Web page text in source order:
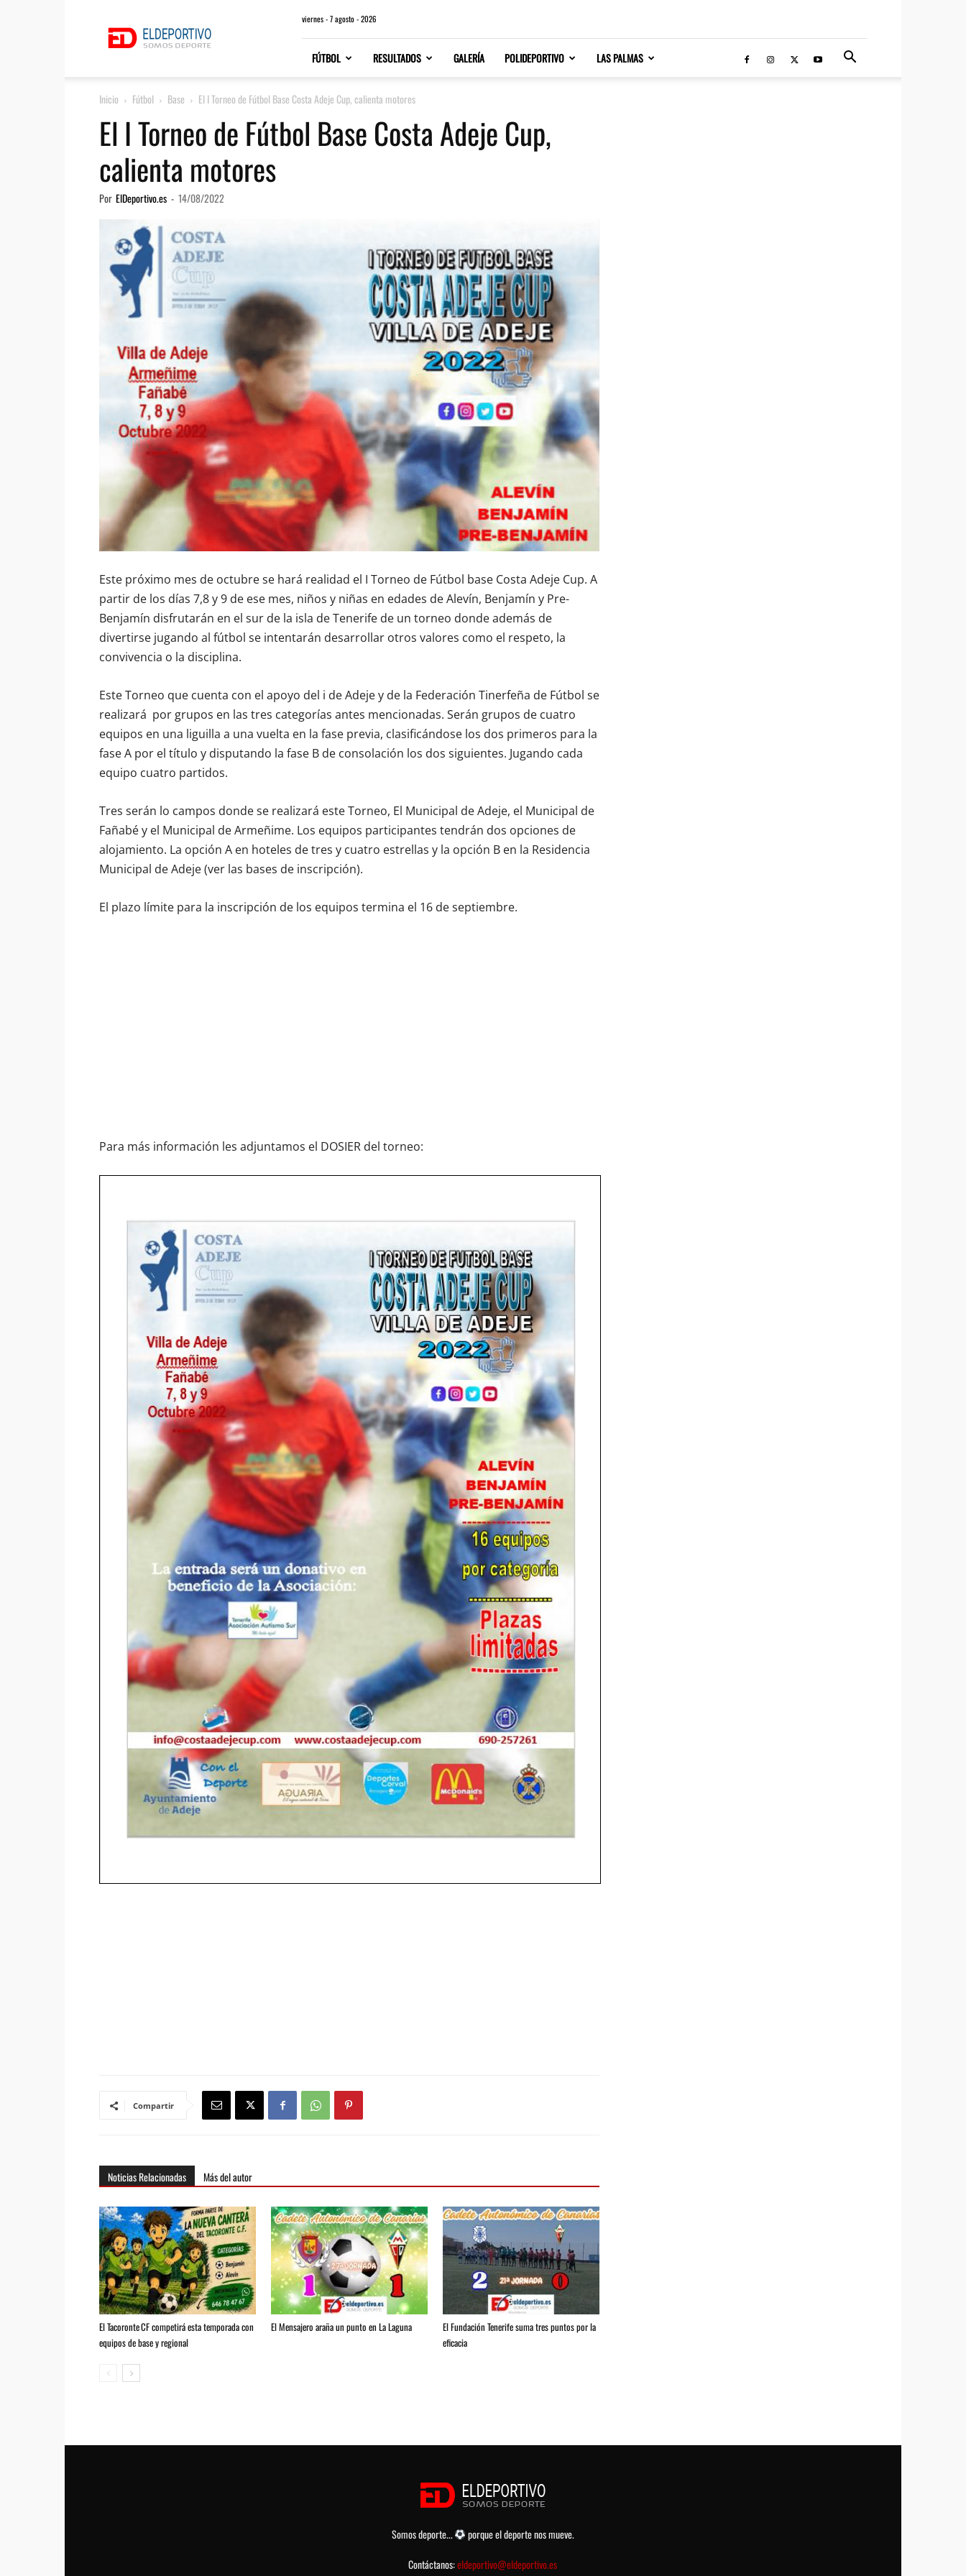
viernes - 7 agosto - 2026
FÚTBOL RESULTADOS GALERÍA POLIDEPORTIVO LAS PALMAS
Inicio Fútbol Base El I Torneo de Fútbol Base Costa Adeje Cup, calienta motores
El I Torneo de Fútbol Base Costa Adeje Cup,
calienta motores
Por ElDeportivo.es - 14/08/2022
Este próximo mes de octubre se hará realidad el I Torneo de Fútbol base Costa Adeje Cup. A
partir de los días 7,8 y 9 de ese mes, niños y niñas en edades de Alevín, Benjamín y Pre-
Benjamín disfrutarán en el sur de la isla de Tenerife de un torneo donde además de
divertirse jugando al fútbol se intentarán desarrollar otros valores como el respeto, la
convivencia o la disciplina.
Este Torneo que cuenta con el apoyo del i de Adeje y de la Federación Tinerfeña de Fútbol se
realizará por grupos en las tres categorías antes mencionadas. Serán grupos de cuatro
equipos en una liguilla a una vuelta en la fase previa, clasificándose los dos primeros para la
fase A por el título y disputando la fase B de consolación los dos siguientes. Jugando cada
equipo cuatro partidos.
Tres serán lo campos donde se realizará este Torneo, El Municipal de Adeje, el Municipal de
Fañabé y el Municipal de Armeñime. Los equipos participantes tendrán dos opciones de
alojamiento. La opción A en hoteles de tres y cuatro estrellas y la opción B en la Residencia
Municipal de Adeje (ver las bases de inscripción).
El plazo límite para la inscripción de los equipos termina el 16 de septiembre.
Para más información les adjuntamos el DOSIER del torneo:
Compartir
Noticias Relacionadas Más del autor
El Tacoronte CF competirá esta temporada con
equipos de base y regional
El Mensajero araña un punto en La Laguna
El Fundación Tenerife suma tres puntos por la
eficacia
Somos deporte...
porque el deporte nos mueve.
Contáctanos:eldeportivo@eldeportivo.es